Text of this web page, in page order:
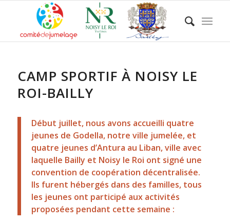
CAMP SPORTIF À NOISY LE
ROI-BAILLY
Début juillet, nous avons accueilli quatre
jeunes de Godella, notre ville jumelée, et
quatre jeunes d’Antura au Liban, ville avec
laquelle Bailly et Noisy le Roi ont signé une
convention de coopération décentralisée.
Ils furent hébergés dans des familles, tous
les jeunes ont participé aux activités
proposées pendant cette semaine :